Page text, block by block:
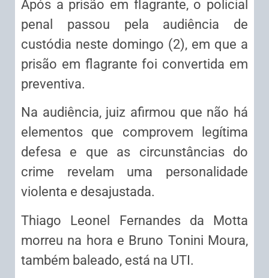
Após a prisão em flagrante, o policial
penal passou pela audiência de
custódia neste domingo (2), em que a
prisão em flagrante foi convertida em
preventiva.
Na audiência, juiz afirmou que não há
elementos que comprovem legítima
defesa e que as circunstâncias do
crime revelam uma personalidade
violenta e desajustada.
Thiago Leonel Fernandes da Motta
morreu na hora e Bruno Tonini Moura,
também baleado, está na UTI.